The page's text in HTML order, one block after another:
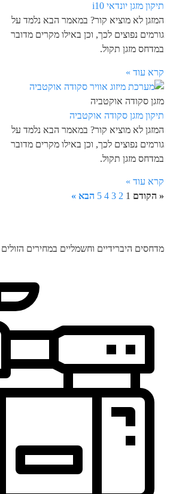
תיקון מזגן יונדאי i10
המזגן לא מוציא קור? במאמר הבא נלמד על
גורמים נפוצים לכך, וכן באילו מקרים מדובר
במדחס מזגן תקול.
קרא עוד »
מזגן סקודה אוקטביה
תיקון מזגן סקודה אוקטביה
המזגן לא מוציא קור? במאמר הבא נלמד על
גורמים נפוצים לכך, וכן באילו מקרים מדובר
במדחס מזגן תקול.
קרא עוד »
« הקודם 1
2
3
4
5 הבא »
מדחסים היברידיים וחשמליים במחירים